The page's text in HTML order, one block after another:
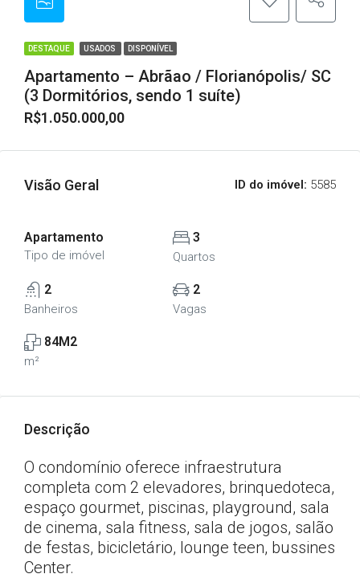
DESTAQUE USADOS DISPONÍVEL
Apartamento – Abrãao / Florianópolis/ SC
(3 Dormitórios, sendo 1 suíte)
R$1.050.000,00
Visão Geral ID do imóvel: 5585
Apartamento
Tipo de imóvel
3
Quartos
2
Banheiros
2
Vagas
84M2
m²
Descrição
O condomínio oferece infraestrutura
completa com 2 elevadores, brinquedoteca,
espaço gourmet, piscinas, playground, sala
de cinema, sala fitness, sala de jogos, salão
de festas, bicicletário, lounge teen, bussines
Center.